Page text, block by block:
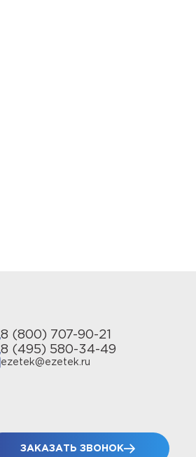
8 (800) 707-90-21
8 (495) 580-34-49
ezetek@ezetek.ru
ЗАКАЗАТЬ ЗВОНОК